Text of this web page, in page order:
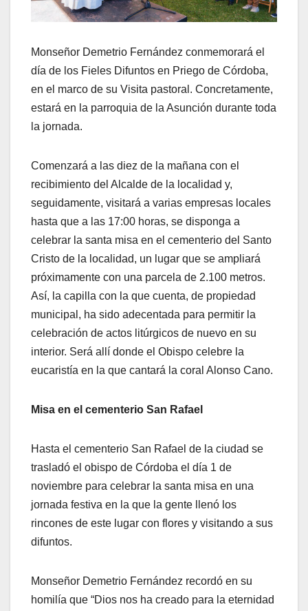
Monseñor Demetrio Fernández conmemorará el
día de los Fieles Difuntos en Priego de Córdoba,
en el marco de su Visita pastoral. Concretamente,
estará en la parroquia de la Asunción durante toda
la jornada.
Comenzará a las diez de la mañana con el
recibimiento del Alcalde de la localidad y,
seguidamente, visitará a varias empresas locales
hasta que a las 17:00 horas, se disponga a
celebrar la santa misa en el cementerio del Santo
Cristo de la localidad, un lugar que se ampliará
próximamente con una parcela de 2.100 metros.
Así, la capilla con la que cuenta, de propiedad
municipal, ha sido adecentada para permitir la
celebración de actos litúrgicos de nuevo en su
interior. Será allí donde el Obispo celebre la
eucaristía en la que cantará la coral Alonso Cano.
Misa en el cementerio San Rafael
Hasta el cementerio San Rafael de la ciudad se
trasladó el obispo de Córdoba el día 1 de
noviembre para celebrar la santa misa en una
jornada festiva en la que la gente llenó los
rincones de este lugar con flores y visitando a sus
difuntos.
Monseñor Demetrio Fernández recordó en su
homilía que “Dios nos ha creado para la eternidad